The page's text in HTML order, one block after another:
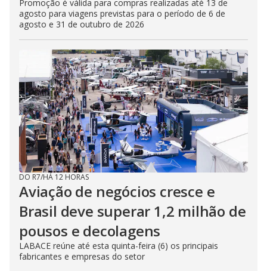
Promoção é válida para compras realizadas até 13 de
agosto para viagens previstas para o período de 6 de
agosto e 31 de outubro de 2026
DO R7/HÁ 12 HORAS
Aviação de negócios cresce e
Brasil deve superar 1,2 milhão de
pousos e decolagens
LABACE reúne até esta quinta-feira (6) os principais
fabricantes e empresas do setor